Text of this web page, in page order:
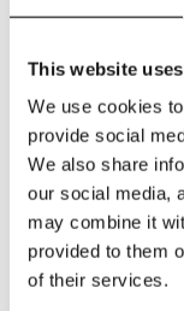
This website
We use cookies
provide social
We also share
our social media,
may combine it
provided to them
of their services.
Johanna